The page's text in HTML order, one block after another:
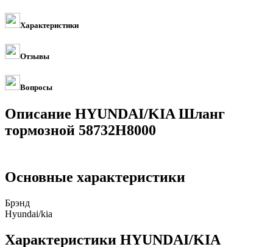
Характеристики
Отзывы
Вопросы
Описание HYUNDAI/KIA Шланг
тормозной 58732H8000
Основные характеристики
Брэнд
Hyundai/kia
Характеристики HYUNDAI/KIA